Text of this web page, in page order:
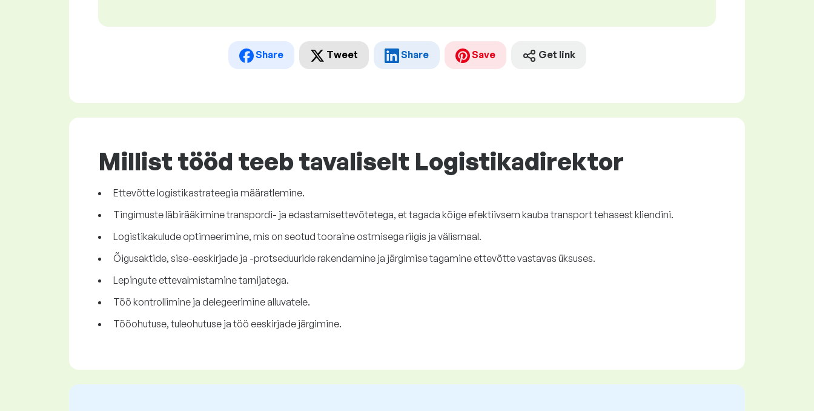
Share Tweet Share Save Get link
Millist tööd teeb tavaliselt Logistikadirektor
Ettevõtte logistikastrateegia määratlemine.
Tingimuste läbirääkimine transpordi- ja edastamisettevõtetega, et tagada kõige efektiivsem kauba transport tehasest kliendini.
Logistikakulude optimeerimine, mis on seotud tooraine ostmisega riigis ja välismaal.
Õigusaktide, sise-eeskirjade ja -protseduuride rakendamine ja järgimise tagamine ettevõtte vastavas üksuses.
Lepingute ettevalmistamine tarnijatega.
Töö kontrollimine ja delegeerimine alluvatele.
Tööohutuse, tuleohutuse ja töö eeskirjade järgimine.